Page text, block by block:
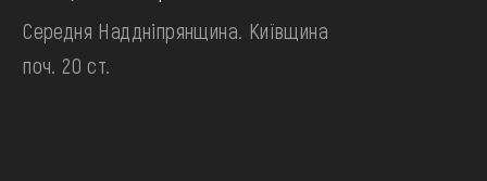
Середня Наддніпрянщина. Київщина
поч. 20 ст.